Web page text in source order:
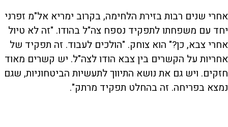
אחרי שנים רבות בזירת הלחימה, בקרוב ימריא אל"מ זפרני
יחד עם משפחתו לתפקיד נספח צה"ל בהודו. "זה לא טיול
אחרי צבא, כן?" הוא צוחק. "הולכים לעבוד. זה תפקיד של
אחריות על הקשרים בין צבא הודו לצה"ל. יש קשרים מאוד
חזקים. ויש גם את נושא התיווך לתעשיות הביטחוניות, שגם
נמצא בפריחה. זה בהחלט תפקיד מרתק".